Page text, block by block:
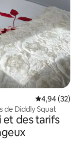
Évaluation
4,94 (32)
de Diddly Squat
et des tarifs